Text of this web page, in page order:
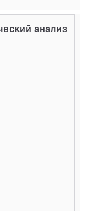
анализ